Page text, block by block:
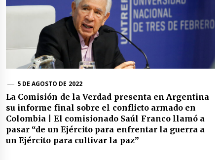
5 DE AGOSTO DE 2022
La Comisión de la Verdad presenta en Argentina
su informe final sobre el conflicto armado en
Colombia | El comisionado Saúl Franco llamó a
pasar “de un Ejército para enfrentar la guerra a
un Ejército para cultivar la paz”